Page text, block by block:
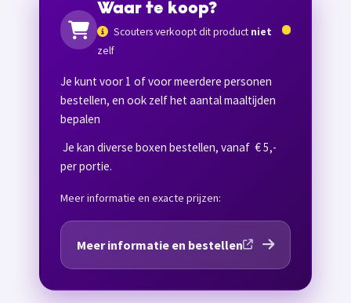
Waar te koop?
Scouters verkoopt dit product niet
zelf
Je kunt voor 1 of voor meerdere personen
bestellen, en ook zelf het aantal maaltijden
bepalen
Je kan diverse boxen bestellen, vanaf € 5,-
per portie.
Meer informatie en exacte prijzen:
Meer informatie en bestellen